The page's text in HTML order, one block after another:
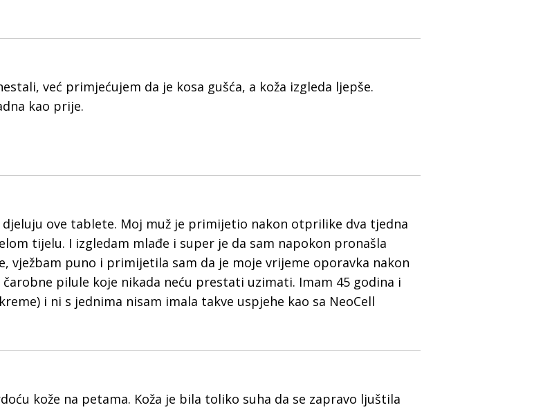
već primjećujem da je kosa gušća, a koža izgleda ljepše.
kao prije.
ove tablete. Moj muž je primijetio nakon otprilike dva tjedna
tijelu. I izgledam mlađe i super je da sam napokon pronašla
vježbam puno i primijetila sam da je moje vrijeme oporavka nakon
pilule koje nikada neću prestati uzimati. Imam 45 godina i
i ni s jednima nisam imala takve uspjehe kao sa NeoCell
kože na petama. Koža je bila toliko suha da se zapravo ljuštila